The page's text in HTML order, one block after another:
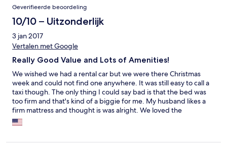
Geverifieerde beoordeling
10/10 – Uitzonderlijk
3 jan 2017
Vertalen met Google
Really Good Value and Lots of Amenities!
We wished we had a rental car but we were there Christmas
week and could not find one anywhere. It was still easy to call a
taxi though. The only thing I could say bad is that the bed was
too firm and that's kind of a biggie for me. My husband likes a
firm mattress and thought is was alright. We loved the
kitchenette with dishes. No coffee maker or hair dryer, so if you
like those things, buy instant and bring a hair dryer. Closest